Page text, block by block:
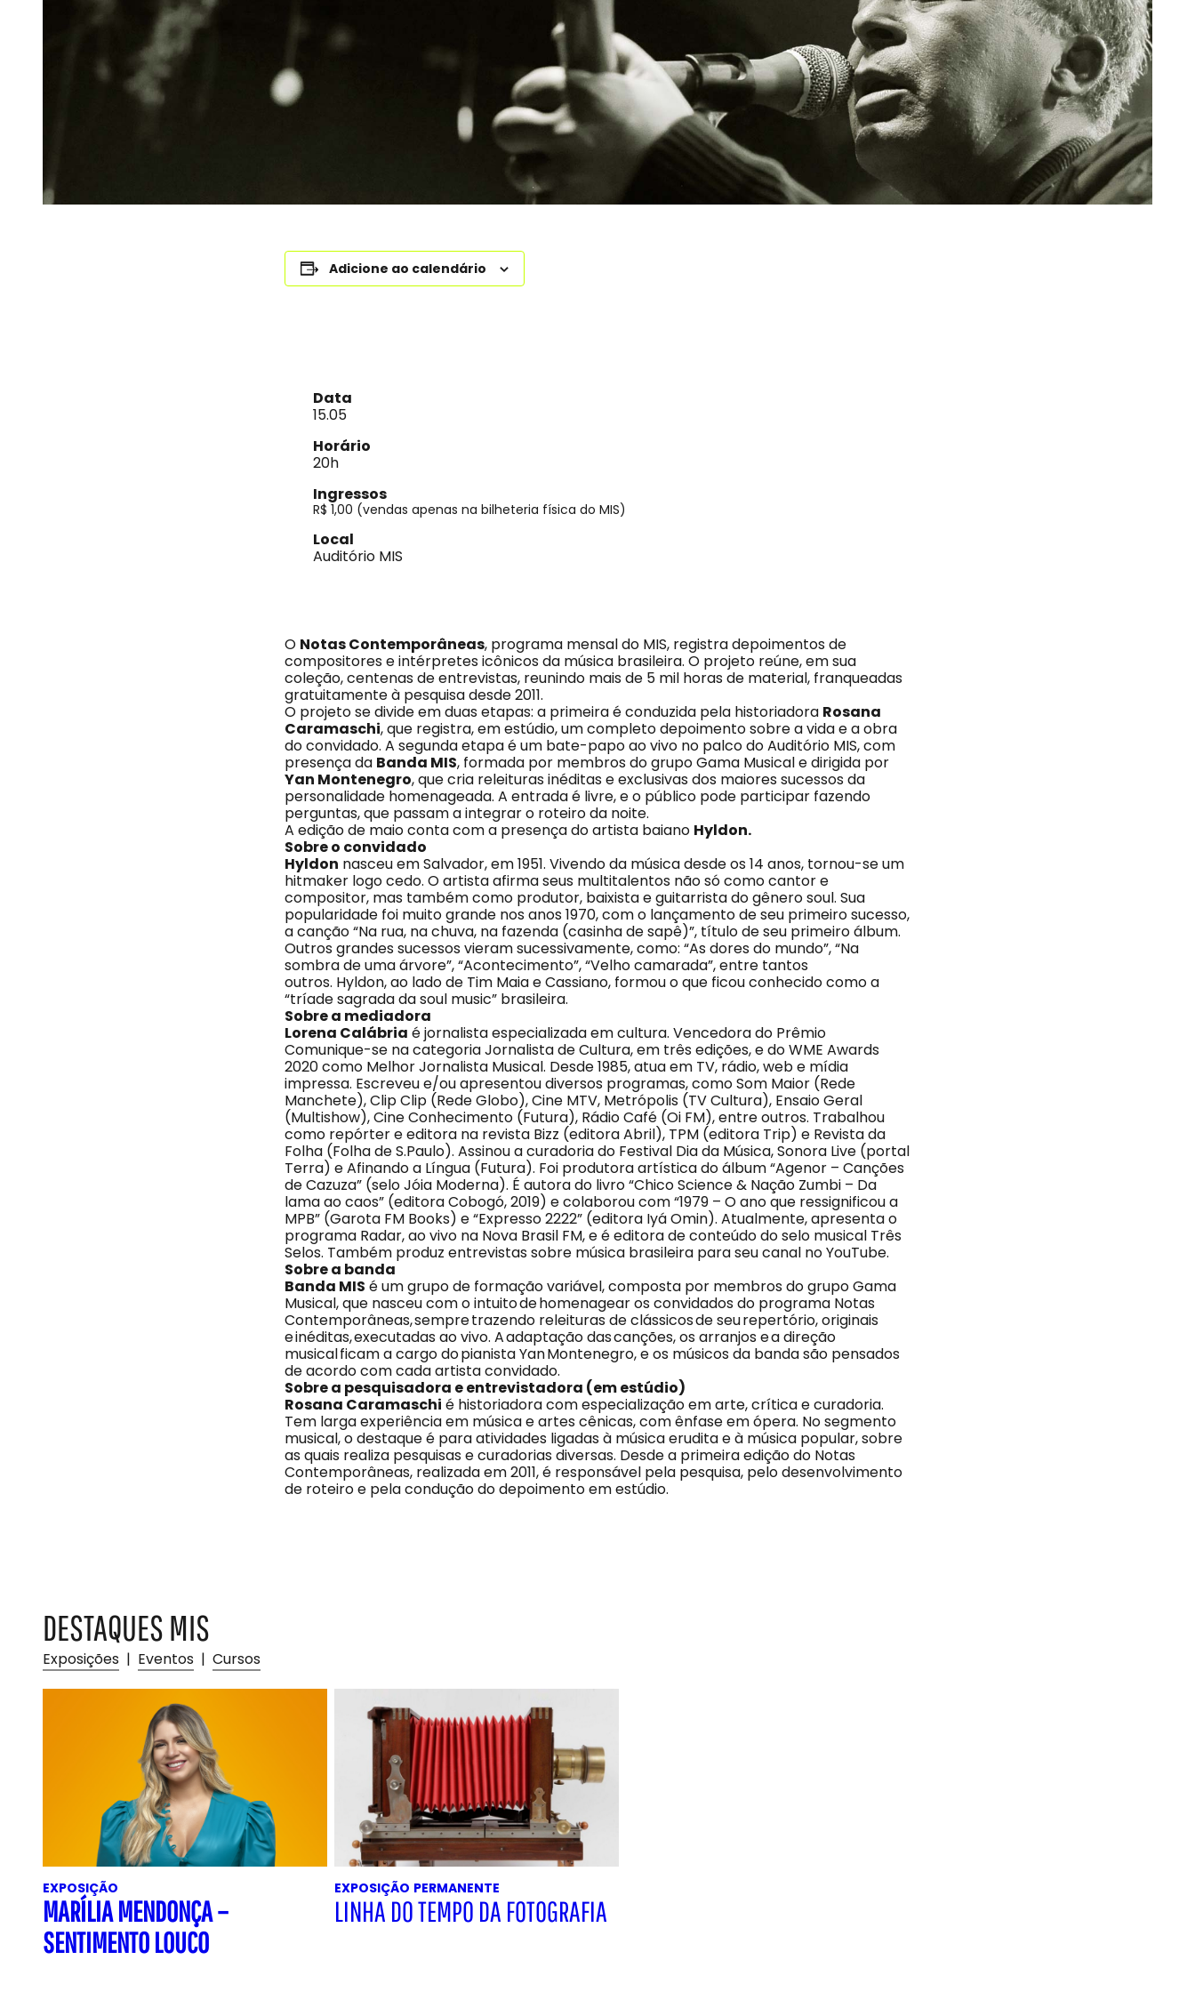
Adicione ao calendário
Data
15.05
Horário
20h
Ingressos
R$ 1,00 (vendas apenas na bilheteria física do MIS)
Local
Auditório MIS
O Notas Contemporâneas, programa mensal do MIS, registra depoimentos de
compositores e intérpretes icônicos da música brasileira. O projeto reúne, em sua
coleção, centenas de entrevistas, reunindo mais de 5 mil horas de material, franqueadas
gratuitamente à pesquisa desde 2011.
O projeto se divide em duas etapas: a primeira é conduzida pela historiadora Rosana
Caramaschi, que registra, em estúdio, um completo depoimento sobre a vida e a obra
do convidado. A segunda etapa é um bate-papo ao vivo no palco do Auditório MIS, com
presença da Banda MIS, formada por membros do grupo Gama Musical e dirigida por
Yan Montenegro, que cria releituras inéditas e exclusivas dos maiores sucessos da
personalidade homenageada. A entrada é livre, e o público pode participar fazendo
perguntas, que passam a integrar o roteiro da noite.
A edição de maio conta com a presença do artista baiano Hyldon.
Sobre o convidado
Hyldon nasceu em Salvador, em 1951. Vivendo da música desde os 14 anos, tornou-se um
hitmaker logo cedo. O artista afirma seus multitalentos não só como cantor e
compositor, mas também como produtor, baixista e guitarrista do gênero soul. Sua
popularidade foi muito grande nos anos 1970, com o lançamento de seu primeiro sucesso,
a canção “Na rua, na chuva, na fazenda (casinha de sapê)”, título de seu primeiro álbum.
Outros grandes sucessos vieram sucessivamente, como: “As dores do mundo”, “Na
sombra de uma árvore”, “Acontecimento”, “Velho camarada”, entre tantos
outros. Hyldon, ao lado de Tim Maia e Cassiano, formou o que ficou conhecido como a
“tríade sagrada da soul music” brasileira.
Sobre a mediadora
Lorena Calábria é jornalista especializada em cultura. Vencedora do Prêmio
Comunique-se na categoria Jornalista de Cultura, em três edições, e do WME Awards
2020 como Melhor Jornalista Musical. Desde 1985, atua em TV, rádio, web e mídia
impressa. Escreveu e/ou apresentou diversos programas, como Som Maior (Rede
Manchete), Clip Clip (Rede Globo), Cine MTV, Metrópolis (TV Cultura), Ensaio Geral
(Multishow), Cine Conhecimento (Futura), Rádio Café (Oi FM), entre outros. Trabalhou
como repórter e editora na revista Bizz (editora Abril), TPM (editora Trip) e Revista da
Folha (Folha de S.Paulo). Assinou a curadoria do Festival Dia da Música, Sonora Live (portal
Terra) e Afinando a Língua (Futura). Foi produtora artística do álbum “Agenor – Canções
de Cazuza” (selo Jóia Moderna). É autora do livro “Chico Science & Nação Zumbi – Da
lama ao caos” (editora Cobogó, 2019) e colaborou com “1979 – O ano que ressignificou a
MPB” (Garota FM Books) e “Expresso 2222” (editora Iyá Omin). Atualmente, apresenta o
programa Radar, ao vivo na Nova Brasil FM, e é editora de conteúdo do selo musical Três
Selos. Também produz entrevistas sobre música brasileira para seu canal no YouTube.
Sobre a banda
Banda MIS é um grupo de formação variável, composta por membros do grupo Gama
Musical, que nasceu com o intuito de homenagear os convidados do programa Notas
Contemporâneas, sempre trazendo releituras de clássicos de seu repertório, originais
e inéditas, executadas ao vivo. A adaptação das canções, os arranjos e a direção
musical ficam a cargo do pianista Yan Montenegro, e os músicos da banda são pensados
de acordo com cada artista convidado.
Sobre a pesquisadora e entrevistadora (em estúdio)
Rosana Caramaschi é historiadora com especialização em arte, crítica e curadoria.
Tem larga experiência em música e artes cênicas, com ênfase em ópera. No segmento
musical, o destaque é para atividades ligadas à música erudita e à música popular, sobre
as quais realiza pesquisas e curadorias diversas. Desde a primeira edição do Notas
Contemporâneas, realizada em 2011, é responsável pela pesquisa, pelo desenvolvimento
de roteiro e pela condução do depoimento em estúdio.
DESTAQUES MIS
Exposições | Eventos | Cursos
EXPOSIÇÃO
MARÍLIA MENDONÇA –
SENTIMENTO LOUCO
EXPOSIÇÃO PERMANENTE
LINHA DO TEMPO DA FOTOGRAFIA